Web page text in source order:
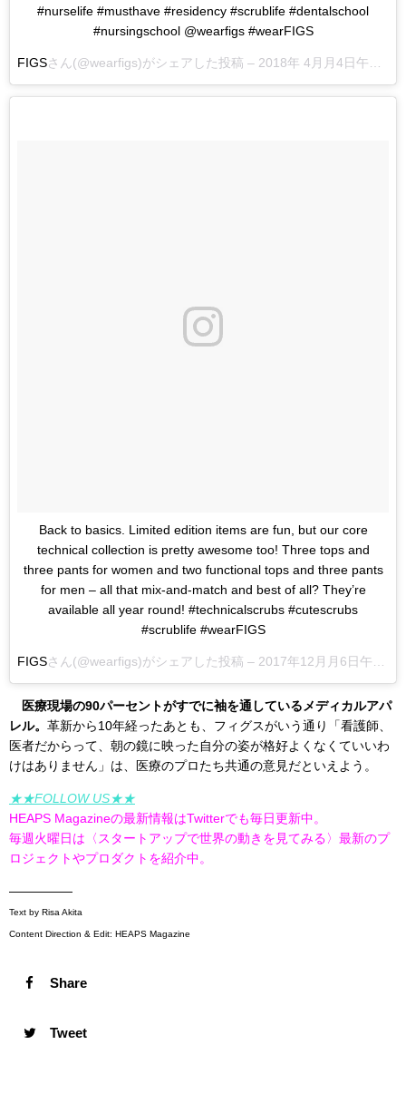
#nurselife #musthave #residency #scrublife #dentalschool
#nursingschool @wearfigs #wearFIGS
FIGSさん(@wearfigs)がシェアした投稿 – 2018年 4月月4日午前9時38分PDT
Back to basics. Limited edition items are fun, but our core
technical collection is pretty awesome too! Three tops and
three pants for women and two functional tops and three pants
for men – all that mix-and-match and best of all? They’re
available all year round! #technicalscrubs #cutescrubs
#scrublife #wearFIGS
FIGSさん(@wearfigs)がシェアした投稿 – 2017年12月月6日午後2時33分PST
医療現場の90パーセントがすでに袖を通しているメディカルアパ
レル。 革新から10年経ったあとも、フィグスがいう通り「看護師、
医者だからって、朝の鏡に映った自分の姿が格好よくなくていいわ
けはありません」は、医療のプロたち共通の意見だといえよう。
★★FOLLOW US★★
HEAPS Magazineの最新情報はTwitterでも毎日更新中。
毎週火曜日は〈スタートアップで世界の動きを見てみる〉最新のプ
ロジェクトやプロダクトを紹介中。
—————
Text by Risa Akita
Content Direction & Edit: HEAPS Magazine
Share
Tweet